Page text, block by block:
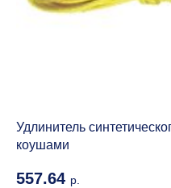
Удлинитель
коушами
557.64 р.